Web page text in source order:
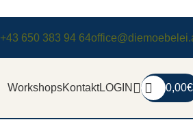
+43 650 383 94 64
WorkshopsKontaktLOGIN 0,00€